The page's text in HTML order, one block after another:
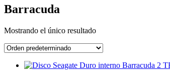
Barracuda
Mostrando el único resultado